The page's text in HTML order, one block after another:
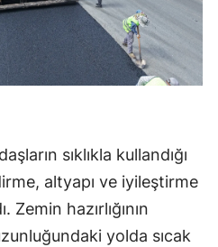
sıklıkla kullandığı
altyapı ve iyileştirme
Zemin hazırlığının
yolda sıcak